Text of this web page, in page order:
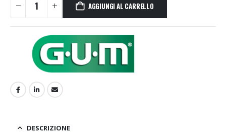
AGGIUNGI AL CARRELLO
DESCRIZIONE